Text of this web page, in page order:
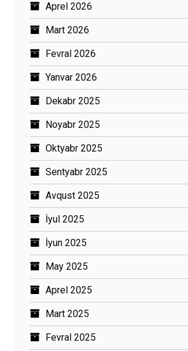
Aprel 2026
Mart 2026
Fevral 2026
Yanvar 2026
Dekabr 2025
Noyabr 2025
Oktyabr 2025
Sentyabr 2025
Avqust 2025
İyul 2025
İyun 2025
May 2025
Aprel 2025
Mart 2025
Fevral 2025